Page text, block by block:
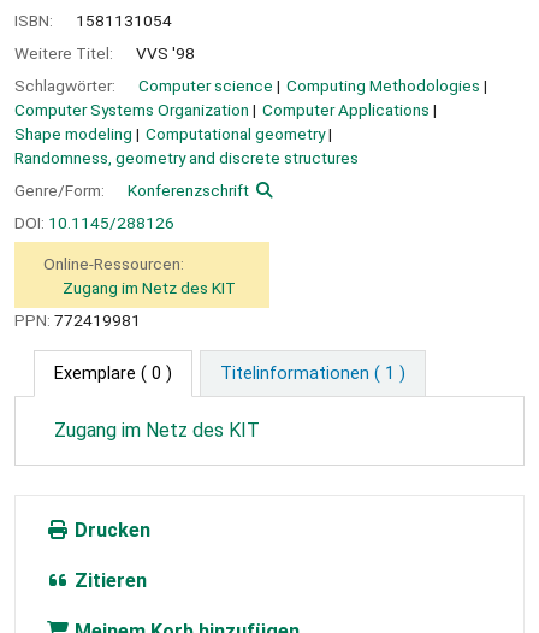
ISBN:
1581131054
Weitere Titel:
VVS '98
Schlagwörter:
Computer science
Computing Methodologies
Computer Systems Organization
Computer Applications
Shape modeling
Computational geometry
Randomness, geometry and discrete structures
Genre/Form:
Konferenzschrift
DOI: 10.1145/288126
Online-Ressourcen:
Zugang im Netz des KIT
PPN: 772419981
Exemplare ( 0 ) Titelinformationen ( 1 )
Zugang im Netz des KIT
Drucken
Zitieren